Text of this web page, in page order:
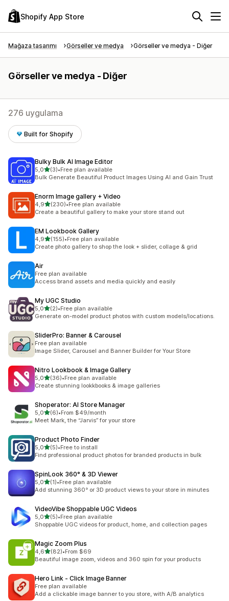
Shopify App Store
Mağaza tasarımı Görseller ve medya Görseller ve medya - Diğer
Görseller ve medya - Diğer
276 uygulama
Built for Shopify
Bulky Bulk AI Image Editor
5,05 yıldız üzerinden
(3)
toplam 3 değerlendirme
•Free plan available
Bulk Generate Beautiful Product Images Using AI and Gain Trust
Enorm Image gallery + Video
4,95 yıldız üzerinden
(230)
toplam 230 değerlendirme
•Free plan available
Create a beautiful gallery to make your store stand out
EM Lookbook Gallery
4,95 yıldız üzerinden
(155)
toplam 155 değerlendirme
•Free plan available
Create photo gallery to shop the look + slider, collage & grid
Air
Free plan available
Access brand assets and media quickly and easily
My UGC Studio
5,05 yıldız üzerinden
(2)
toplam 2 değerlendirme
•Free plan available
Generate on-model product photos with custom models/locations.
SliderPro: Banner & Carousel
Free plan available
Image Slider, Carousel and Banner Builder for Your Store
Nitro Lookbook & Image Gallery
5,05 yıldız üzerinden
(36)
toplam 36 değerlendirme
•Free plan available
Create stunning lookkbooks & image galleries
Shoperator: AI Store Manager
5,05 yıldız üzerinden
(6)
toplam 6 değerlendirme
•From $49/month
Meet Mark, the “Jarvis” for your store
Product Photo Finder
5,05 yıldız üzerinden
(5)
toplam 5 değerlendirme
•Free to install
Find professional product photos for branded products in bulk
SpinLook 360° & 3D Viewer
5,05 yıldız üzerinden
(1)
toplam 1 değerlendirme
•Free plan available
Add stunning 360° or 3D product views to your store in minutes
VideoVibe Shoppable UGC Videos
5,05 yıldız üzerinden
(5)
toplam 5 değerlendirme
•Free plan available
Shoppable UGC videos for product, home, and collection pages
Magic Zoom Plus
4,65 yıldız üzerinden
(82)
toplam 82 değerlendirme
•From $69
Beautiful image zoom, videos and 360 spin for your products
Hero Link ‑ Click Image Banner
Free plan available
Add a clickable image banner to you store, with A/B analytics